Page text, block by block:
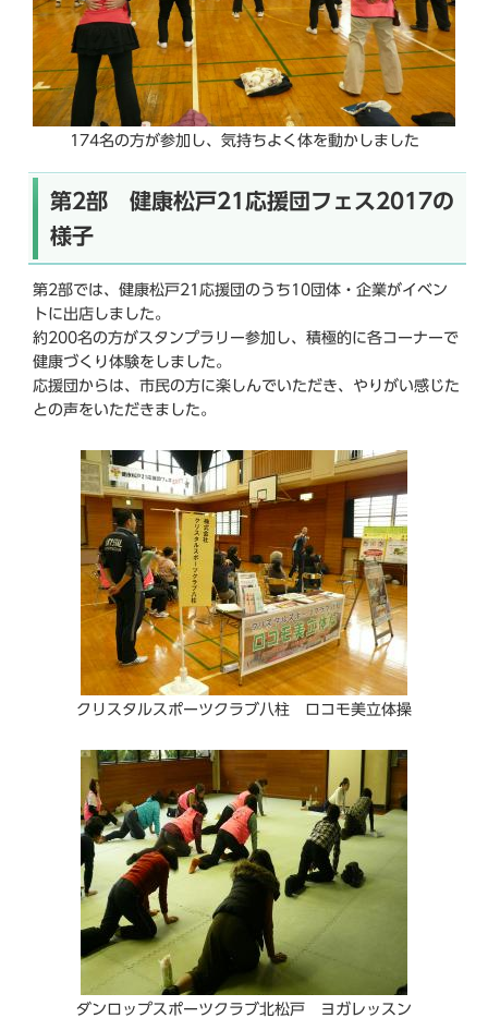
174名の方が参加し、気持ちよく体を動かしました
第2部 健康松戸21応援団フェス2017の
様子
第2部では、健康松戸21応援団のうち10団体・企業がイベン
トに出店しました。
約200名の方がスタンプラリー参加し、積極的に各コーナーで
健康づくり体験をしました。
応援団からは、市民の方に楽しんでいただき、やりがい感じた
との声をいただきました。
クリスタルスポーツクラブ八柱 ロコモ美立体操
ダンロップスポーツクラブ北松戸 ヨガレッスン